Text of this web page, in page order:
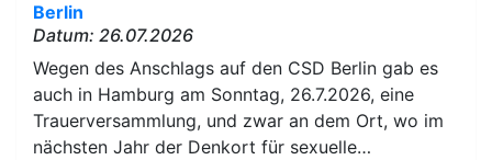
Berlin
Datum: 26.07.2026
Wegen des Anschlags auf den CSD Berlin gab es
auch in Hamburg am Sonntag, 26.7.2026, eine
Trauerversammlung, und zwar an dem Ort, wo im
nächsten Jahr der Denkort für sexuelle…